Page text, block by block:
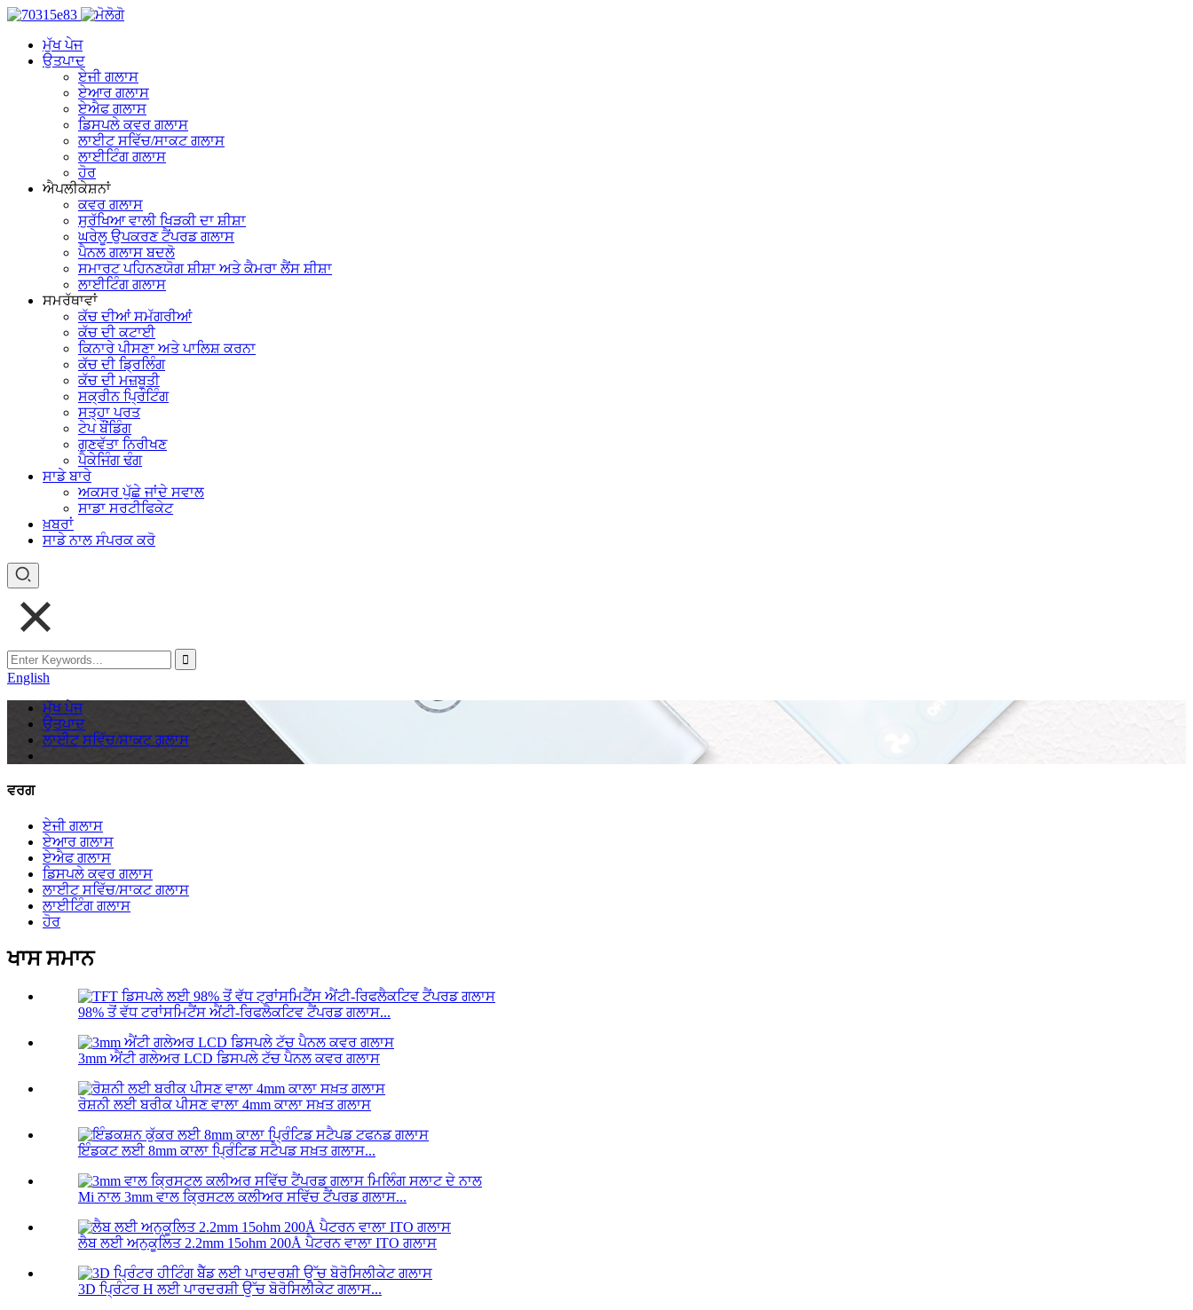
ਮੁੱਖ ਪੇਜ
ਉਤਪਾਦ
ਏਜੀ ਗਲਾਸ
ਏਆਰ ਗਲਾਸ
ਏਐਫ ਗਲਾਸ
ਡਿਸਪਲੇ ਕਵਰ ਗਲਾਸ
ਲਾਈਟ ਸਵਿੱਚ/ਸਾਕਟ ਗਲਾਸ
ਲਾਈਟਿੰਗ ਗਲਾਸ
ਹੋਰ
ਐਪਲੀਕੇਸ਼ਨਾਂ
ਕਵਰ ਗਲਾਸ
ਸੁਰੱਖਿਆ ਵਾਲੀ ਖਿੜਕੀ ਦਾ ਸ਼ੀਸ਼ਾ
ਘਰੇਲੂ ਉਪਕਰਣ ਟੈਂਪਰਡ ਗਲਾਸ
ਪੈਨਲ ਗਲਾਸ ਬਦਲੋ
ਸਮਾਰਟ ਪਹਿਨਣਯੋਗ ਸ਼ੀਸ਼ਾ ਅਤੇ ਕੈਮਰਾ ਲੈਂਸ ਸ਼ੀਸ਼ਾ
ਲਾਈਟਿੰਗ ਗਲਾਸ
ਸਮਰੱਥਾਵਾਂ
ਕੱਚ ਦੀਆਂ ਸਮੱਗਰੀਆਂ
ਕੱਚ ਦੀ ਕਟਾਈ
ਕਿਨਾਰੇ ਪੀਸਣਾ ਅਤੇ ਪਾਲਿਸ਼ ਕਰਨਾ
ਕੱਚ ਦੀ ਡ੍ਰਿਲਿੰਗ
ਕੱਚ ਦੀ ਮਜ਼ਬੂਤੀ
ਸਕ੍ਰੀਨ ਪ੍ਰਿੰਟਿੰਗ
ਸਤ੍ਹਾ ਪਰਤ
ਟੇਪ ਬੌਂਡਿੰਗ
ਗੁਣਵੱਤਾ ਨਿਰੀਖਣ
ਪੈਕੇਜਿੰਗ ਢੰਗ
ਸਾਡੇ ਬਾਰੇ
ਅਕਸਰ ਪੁੱਛੇ ਜਾਂਦੇ ਸਵਾਲ
ਸਾਡਾ ਸਰਟੀਫਿਕੇਟ
ਖ਼ਬਰਾਂ
ਸਾਡੇ ਨਾਲ ਸੰਪਰਕ ਕਰੋ
English
ਮੁੱਖ ਪੇਜ
ਉਤਪਾਦ
ਲਾਈਟ ਸਵਿੱਚ/ਸਾਕਟ ਗਲਾਸ
ਵਰਗ
ਏਜੀ ਗਲਾਸ
ਏਆਰ ਗਲਾਸ
ਏਐਫ ਗਲਾਸ
ਡਿਸਪਲੇ ਕਵਰ ਗਲਾਸ
ਲਾਈਟ ਸਵਿੱਚ/ਸਾਕਟ ਗਲਾਸ
ਲਾਈਟਿੰਗ ਗਲਾਸ
ਹੋਰ
ਖਾਸ ਸਮਾਨ
98% ਤੋਂ ਵੱਧ ਟਰਾਂਸਮਿਟੈਂਸ ਐਂਟੀ-ਰਿਫਲੈਕਟਿਵ ਟੈਂਪਰਡ ਗਲਾਸ...
3mm ਐਂਟੀ ਗਲੇਅਰ LCD ਡਿਸਪਲੇ ਟੱਚ ਪੈਨਲ ਕਵਰ ਗਲਾਸ
ਰੋਸ਼ਨੀ ਲਈ ਬਰੀਕ ਪੀਸਣ ਵਾਲਾ 4mm ਕਾਲਾ ਸਖ਼ਤ ਗਲਾਸ
ਇੰਡਕਟ ਲਈ 8mm ਕਾਲਾ ਪ੍ਰਿੰਟਿਡ ਸਟੈਪਡ ਸਖ਼ਤ ਗਲਾਸ...
Mi ਨਾਲ 3mm ਵਾਲ ਕ੍ਰਿਸਟਲ ਕਲੀਅਰ ਸਵਿੱਚ ਟੈਂਪਰਡ ਗਲਾਸ...
ਲੈਬ ਲਈ ਅਨੁਕੂਲਿਤ 2.2mm 15ohm 200Å ਪੈਟਰਨ ਵਾਲਾ ITO ਗਲਾਸ
3D ਪ੍ਰਿੰਟਰ H ਲਈ ਪਾਰਦਰਸ਼ੀ ਉੱਚ ਬੋਰੋਸਿਲੀਕੇਟ ਗਲਾਸ...